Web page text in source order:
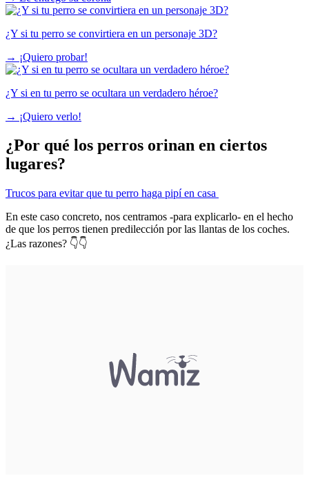
¿Y si tu perro se convirtiera en un personaje 3D?
→ ¡Quiero probar!
¿Y si en tu perro se ocultara un verdadero héroe?
→ ¡Quiero verlo!
¿Por qué los perros orinan en ciertos
lugares?
Trucos para evitar que tu perro haga pipí en casa
En este caso concreto, nos centramos -para explicarlo- en el hecho
de que los perros tienen predilección por las llantas de los coches.
¿Las razones? 👇👇